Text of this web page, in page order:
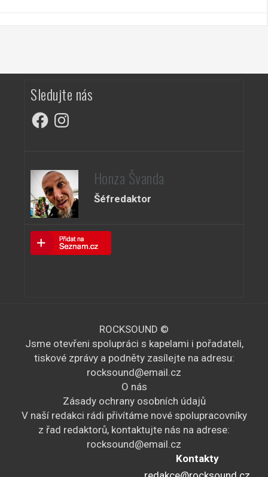
Sledujte nás
FacebookInstagram
Honza Švanda
Šéfredaktor
ROCKSOUND ©
Jsme otevřeni spolupráci s kapelami i pořadateli,
tiskové zprávy a podněty zasílejte na adresu:
rocksound@email.cz
O nás
Zásady ochrany osobních údajů
V naší redakci rádi přivítáme nové spolupracovníky
z řad redaktorů, kontaktujte nás na adrese:
rocksound@email.cz
Kontakty